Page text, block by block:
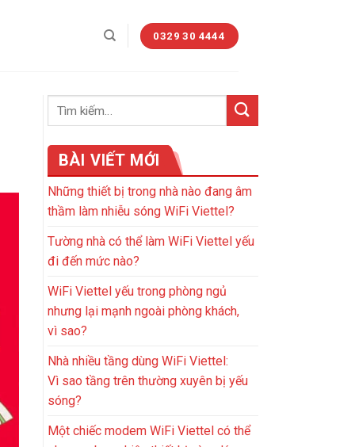
0329 30 4444
BÀI VIẾT MỚI
Những thiết bị trong nhà nào đang âm
thầm làm nhiễu sóng WiFi Viettel?
Tường nhà có thể làm WiFi Viettel yếu
đi đến mức nào?
WiFi Viettel yếu trong phòng ngủ
nhưng lại mạnh ngoài phòng khách,
vì sao?
Nhà nhiều tầng dùng WiFi Viettel:
Vì sao tầng trên thường xuyên bị yếu
sóng?
Một chiếc modem WiFi Viettel có thể